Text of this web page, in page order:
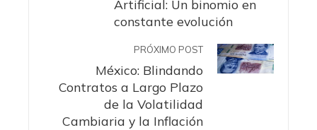
Artificial: Un binomio en
constante evolución
PRÓXIMO POST
México: Blindando
Contratos a Largo Plazo
de la Volatilidad
Cambiaria y la Inflación